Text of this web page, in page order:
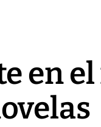
en